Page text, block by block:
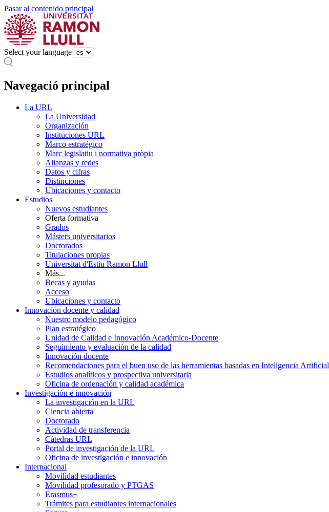
Pasar al contenido principal
Select your language
Navegació principal
La URL
La Universidad
Organización
Instituciones URL
Marco estratégico
Marc legislatiu i normativa pròpia
Alianzas y redes
Datos y cifras
Distinciones
Ubicaciones y contacto
Estudios
Nuevos estudiantes
Oferta formativa
Grados
Másters universitarios
Doctorados
Titulaciones propias
Universitat d'Estiu Ramon Llull
Más...
Becas y ayudas
Acceso
Ubicaciones y contacto
Innovación docente y calidad
Nuestro modelo pedagógico
Plan estratégico
Unidad de Calidad e Innovación Académico-Docente
Seguimiento y evaluación de la calidad
Innovación docente
Recomendaciones para el buen uso de las herramientas basadas en Inteligencia Artificial
Estudios analíticos y prospectiva universitaria
Oficina de ordenación y calidad académica
Investigación e innovación
La investigación en la URL
Ciencia abierta
Doctorado
Actividad de transferencia
Cátedras URL
Portal de investigación de la URL
Oficina de investigación e innovación
Internacional
Movilidad estudiantes
Movilidad profesorado y PTGAS
Erasmus+
Trámites para estudiantes internacionales